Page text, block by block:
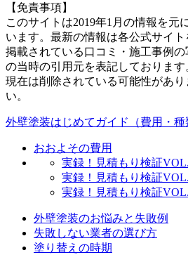
【免責事項】
このサイトは2019年1月の情報を元
います。最新の情報は各公式サイト
掲載されている口コミ・施工事例
の当時の引用元を表記しております
現在は削除されている可能性があ
い。
外壁塗装はじめてガイド（費用・種
おおよその費用
実録！見積もり検証
実録！見積もり検証
実録！見積もり検証
外壁塗装のお悩みと失敗例
失敗しない業者の選び方
塗り替えの時期